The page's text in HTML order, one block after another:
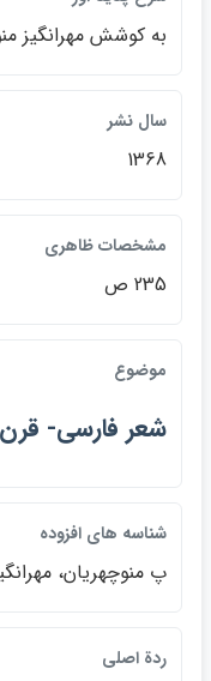
به كوشش مهرانگيز
سال نشر
1368
مشخصات ظاهري
235 ص
موضوع
شعر فارسي- قرن 8ق
شناسه هاي افزوده
پ منوچهريان،
ردة اصلي